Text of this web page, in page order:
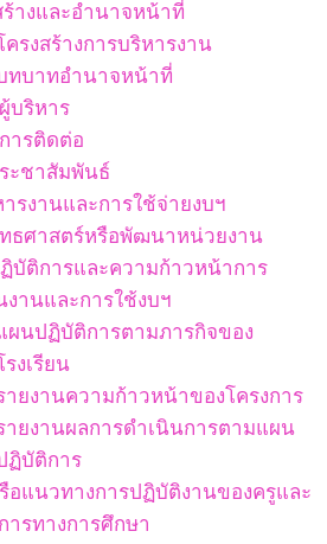
ร้างและอำนาจหน้าที่
ครงสร้างการบริหารงาน
ทบาทอำนาจหน้าที่
บริหาร
ารติดต่อ
ะชาสัมพันธ์
รงานและการใช้จ่ายงบฯ
ธศาสตร์หรือพัฒนาหน่วยงาน
บัติการและความก้าวหน้าการ
งานและการใช้งบฯ
ผนปฏิบัติการตามภารกิจของ
รงเรียน
ายงานความก้าวหน้าของโครงการ
ายงานผลการดำเนินการตามแผน
ฏิบัติการ
อแนวทางการปฏิบัติงานของครูและ
ารทางการศึกษา